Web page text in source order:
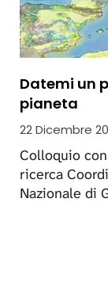
Datemi un
pianeta
22 Dicembre
Colloquio
ricerca
Nazionale di